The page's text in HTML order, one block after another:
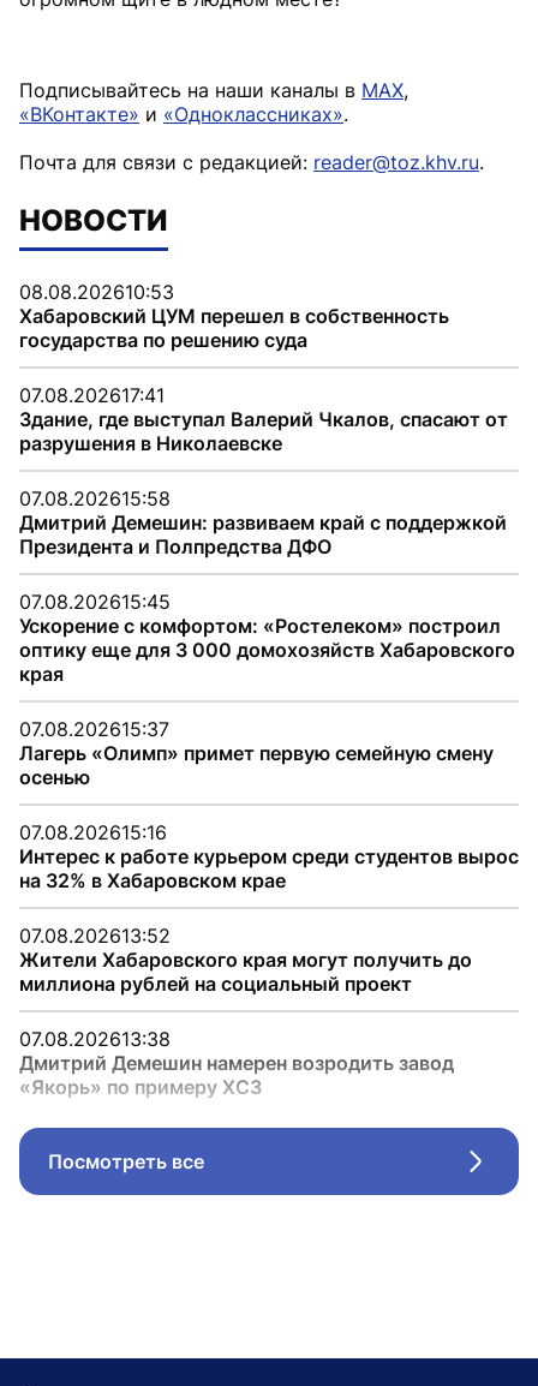
Подписывайтесь на наши каналы в MAX,
«ВКонтакте» и «Одноклассниках».
Почта для связи с редакцией: reader@toz.khv.ru.
НОВОСТИ
08.08.202610:53
Хабаровский ЦУМ перешел в собственность
государства по решению суда
07.08.202617:41
Здание, где выступал Валерий Чкалов, спасают от
разрушения в Николаевске
07.08.202615:58
Дмитрий Демешин: развиваем край с поддержкой
Президента и Полпредства ДФО
07.08.202615:45
Ускорение с комфортом: «Ростелеком» построил
оптику еще для 3 000 домохозяйств Хабаровского
края
07.08.202615:37
Лагерь «Олимп» примет первую семейную смену
осенью
07.08.202615:16
Интерес к работе курьером среди студентов вырос
на 32% в Хабаровском крае
07.08.202613:52
Жители Хабаровского края могут получить до
миллиона рублей на социальный проект
07.08.202613:38
Дмитрий Демешин намерен возродить завод
«Якорь» по примеру ХСЗ
Посмотреть все